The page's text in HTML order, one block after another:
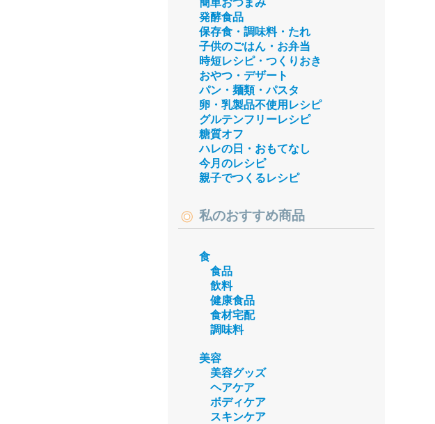
発酵食品
保存食・調味料・たれ
子供のごはん・お弁当
時短レシピ・つくりおき
おやつ・デザート
パン・麺類・パスタ
卵・乳製品不使用レシピ
グルテンフリーレシピ
糖質オフ
ハレの日・おもてなし
今月のレシピ
親子でつくるレシピ
私のおすすめ商品
食
食品
飲料
健康食品
食材宅配
調味料
美容
美容グッズ
ヘアケア
ボディケア
スキンケア